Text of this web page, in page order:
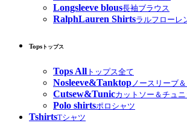
Longsleeve blous長袖ブラウス
RalphLauren Shirtsラルフローレ
Tops トップス
Tops All トップス全て
Nosleeve&Tanktopノースリーブ
Cutsew&Tunicカットソー＆チュニ
Polo shirtsポロシャツ
TshirtsTシャツ